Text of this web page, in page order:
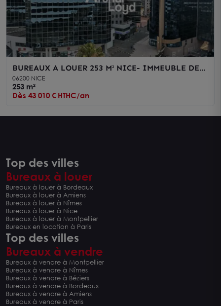
BUREAUX A LOUER 253 M² NICE- IMMEUBLE DE
STANDING QUARTIER D'AFFAIRES
06200 NICE
253 m²
Dès 43 010 € HTHC/an
Top des villes
Bureaux à louer
Bureaux à louer à Bordeaux
Bureaux à louer à Amiens
Bureaux à louer à Nîmes
Bureaux à louer à Nice
Bureaux à louer à Montpellier
Bureaux en location à Paris
Top des villes
Bureaux à vendre
Bureaux à vendre à Montpellier
Bureaux à vendre à Nîmes
Bureaux à vendre à Béziers
Bureaux à vendre à Bordeaux
Bureaux à vendre à Amiens
Bureaux à vendre à Paris